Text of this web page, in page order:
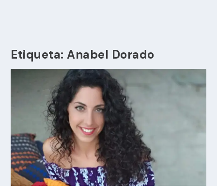
Etiqueta:Anabel Dorado